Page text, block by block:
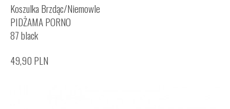
Koszulka Brzdąc/Niemowle
PIDŻAMA PORNO
87 black
49,90 PLN